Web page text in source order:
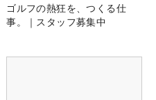
ゴルフの熱狂を、つくる仕
事。｜スタッフ募集中